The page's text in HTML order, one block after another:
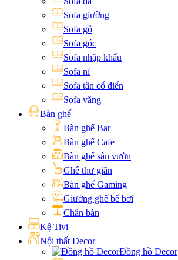
Sofa giường
Sofa gỗ
Sofa góc
Sofa nhập khẩu
Sofa nỉ
Sofa tân cổ điển
Sofa văng
Bàn ghế
Bàn ghế Bar
Bàn ghế Cafe
Bàn ghế sân vườn
Ghế thư giãn
Bàn ghế Gaming
Giường ghế bể bơi
Chân bàn
Kệ Tivi
Nội thất Decor
Đồng hồ Decor